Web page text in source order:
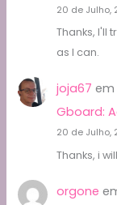
20 de Julho,
Thanks, I'll
as I can.
joja67 em
Gboard:
20 de Julho,
Thanks, i
orgone